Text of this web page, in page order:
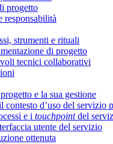
progetto
strumenti e rituali
di progetto
tecnici collaborativi
e la sua gestione
contesto d’uso del servizio
e i touchpointdel
utente del servizio
ottenuta